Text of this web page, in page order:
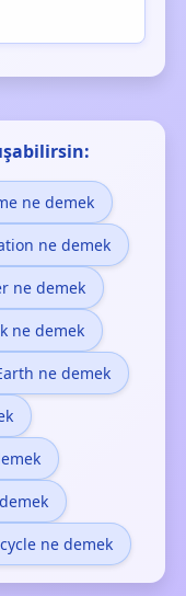
ne demek
ne demek
ne demek
ne demek
ne demek
ne demek